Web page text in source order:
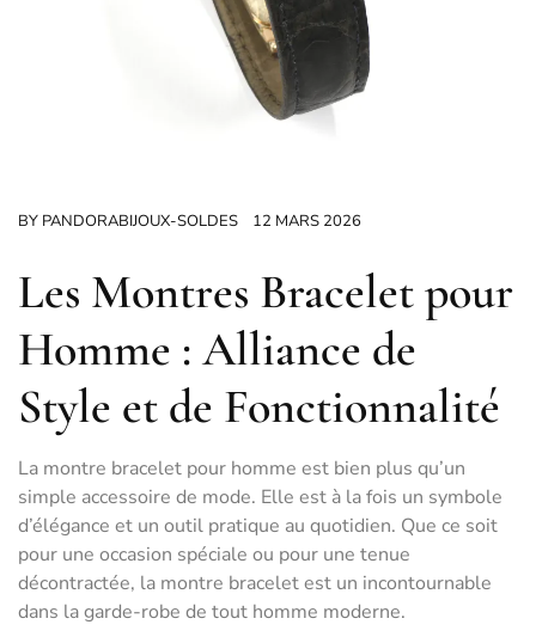
BY PANDORABIJOUX-SOLDES 12 MARS 2026
Les Montres Bracelet pour
Homme : Alliance de
Style et de Fonctionnalité
La montre bracelet pour homme est bien plus qu’un
simple accessoire de mode. Elle est à la fois un symbole
d’élégance et un outil pratique au quotidien. Que ce soit
pour une occasion spéciale ou pour une tenue
décontractée, la montre bracelet est un incontournable
dans la garde-robe de tout homme moderne.